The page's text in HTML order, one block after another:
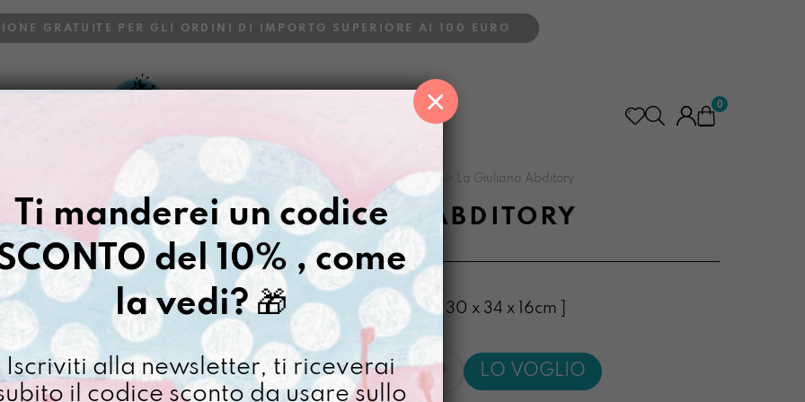
GRATUITE PER GLI ORDINI DI IMPORTO SUPERIORE AI 100 EURO
0
Gazpacho Shopping grande La Giuliana Abditory
LA GIULIANA ABDITORY
€68,00
[ Shopping grande Shopper: 30 x 34 x 16cm ]
La
Giuliana
LO VOGLIO
Ti manderei un codice
del 10% , come
la vedi?🎁
Iscriviti alla newsletter, ti riceverai
il codice sconto da usare sullo
×